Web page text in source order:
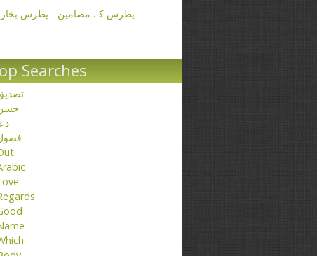
پطرس کے مضامین - پطرس
Searches